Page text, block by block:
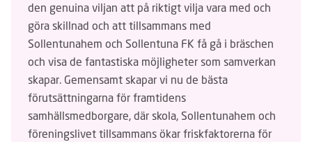
den genuina viljan att på riktigt vilja vara med och
göra skillnad och att tillsammans med
Sollentunahem och Sollentuna FK få gå i bräschen
och visa de fantastiska möjligheter som samverkan
skapar. Gemensamt skapar vi nu de bästa
förutsättningarna för framtidens
samhällsmedborgare, där skola, Sollentunahem och
föreningslivet tillsammans ökar friskfaktorerna för